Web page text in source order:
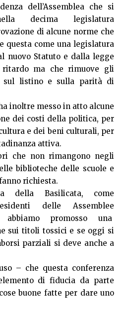
dell’Assemblea che si
decima legislatura
di alcune norme che
questa come una legislatura
nuovo Statuto e dalla legge
ma che rimuove gli
sul listino e sulla parità di
inoltre messo in atto alcune
dei costi della politica, per
e dei beni culturali, per
attiva.
che non rimangono negli
biblioteche delle scuole e
richiesta.
della Basilicata, come
delle Assemblee
promosso una
sui titoli tossici e se oggi si
parziali si deve anche a
– che questa conferenza
di fiducia da parte
buone fatte per dare uno